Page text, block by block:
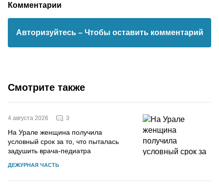
Комментарии
Авторизуйтесь – Чтобы оставить комментарий
Смотрите также
4 августа 2026 3
На Урале женщина получила
условный срок за то, что пыталась
задушить врача-педиатра
ДЕЖУРНАЯ ЧАСТЬ